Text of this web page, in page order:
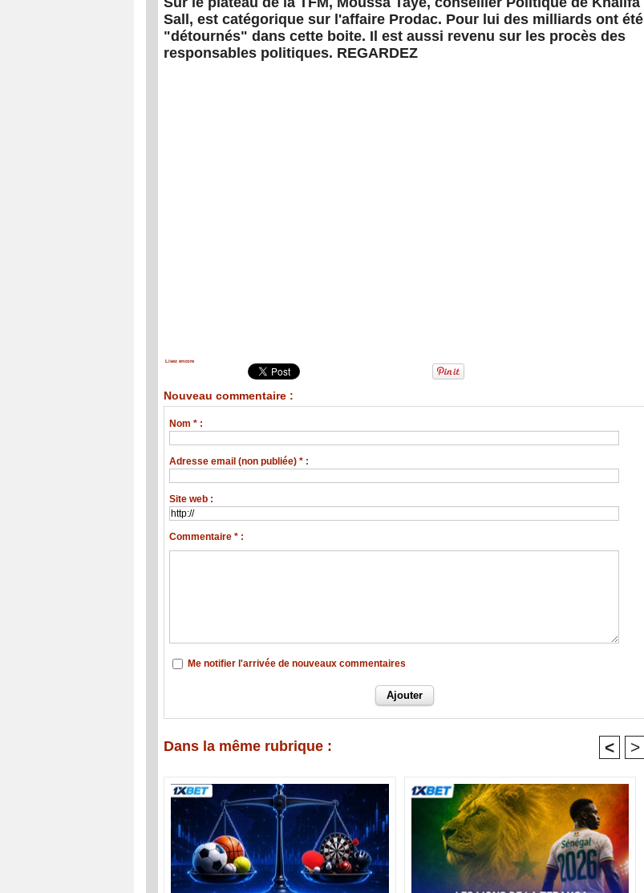
Sall, est catégorique sur l'affaire Prodac. Pour lui des milliards ont été
"détournés" dans cette boite. Il est aussi revenu sur les procès des
responsables politiques. REGARDEZ
Lisez encore
Nouveau commentaire :
Nom * :
Adresse email (non publiée) * :
Site web :
Commentaire * :
Me notifier l'arrivée de nouveaux commentaires
Dans la même rubrique : < >